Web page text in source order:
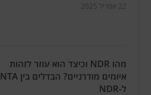
22 אפריל 2025
מהו NDR וכיצד הוא עוזר לזהות
איומים מודרניים? הבדלים בין NTA
ל-NDR